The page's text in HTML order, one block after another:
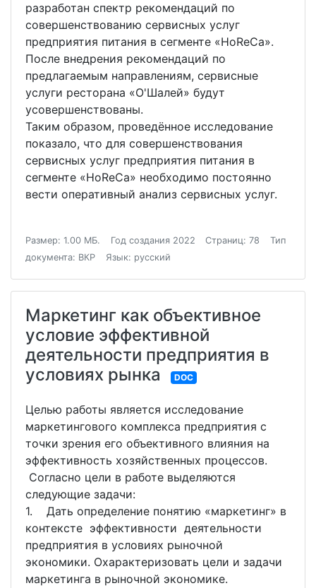
разработан спектр рекомендаций по
совершенствованию сервисных услуг
предприятия питания в сегменте «HoReCa».
После внедрения рекомендаций по
предлагаемым направлениям, сервисные
услуги ресторана «О'Шалей» будут
усовершенствованы.
Таким образом, проведённое исследование
показало, что для совершенствования
сервисных услуг предприятия питания в
сегменте «HoReCa» необходимо постоянно
вести оперативный анализ сервисных услуг.
Размер: 1.00 МБ. Год создания 2022 Страниц: 78
Тип
документа: ВКР
Язык: русский
Маркетинг как объективное
условие эффективной
деятельности предприятия в
условиях рынка
DOC
Целью работы является исследование
маркетингового комплекса предприятия с
точки зрения его объективного влияния на
эффективность хозяйственных процессов.
Согласно цели в работе выделяются
следующие задачи:
1. Дать определение понятию «маркетинг» в
контексте эффективности деятельности
предприятия в условиях рыночной
экономики. Охарактеризовать цели и задачи
маркетинга в рыночной экономике.